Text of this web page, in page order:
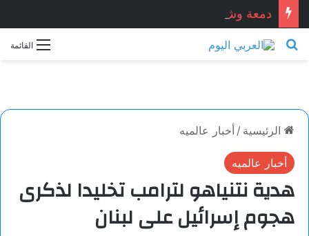
القائمة بحث عن
الرئيسية / أخبار عالميه
أخبار عالميه
هدية نتنياهو لترامب تخليدا لذكرى
هجوم إسرائيل على لبنان